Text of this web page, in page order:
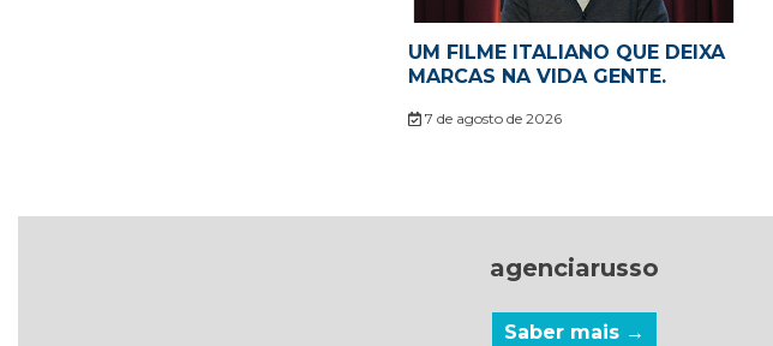
UM FILME ITALIANO QUE DEIXA
MARCAS NA VIDA GENTE.
7 de agosto de 2026
agenciarusso
Saber mais →